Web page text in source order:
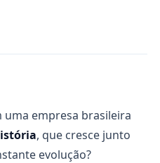
uma empresa brasileira
, que cresce junto
evolução?